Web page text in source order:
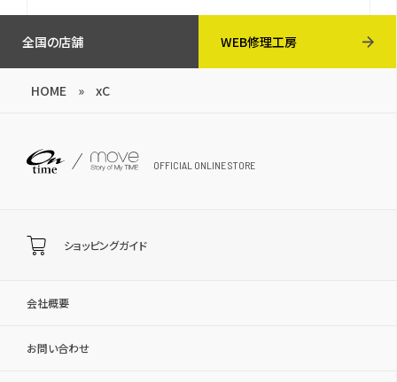
全国の店舗 WEB修理工房
HOME » xC
OFFICIAL ONLINE STORE
会社概要
お問い合わせ
ショッピングガイド